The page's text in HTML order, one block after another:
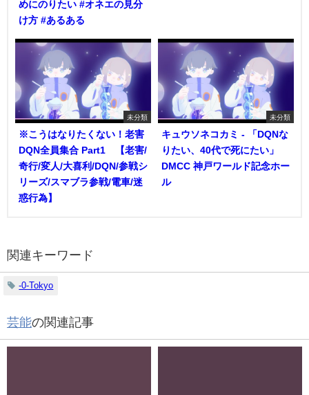
めにのりたい #オネエの見分
け方 #あるある
未分類
※こうはなりたくない！老害
DQN全員集合 Part1 【老害/
奇行/変人/大喜利/DQN/参戦シ
リーズ/スマブラ参戦/電車/迷
惑行為】
未分類
キュウソネコカミ - 「DQNな
りたい、40代で死にたい」
DMCC 神戸ワールド記念ホー
ル
関連キーワード
-0-Tokyo
芸能の関連記事